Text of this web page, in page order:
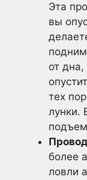
Эта
вы
от
тех
лунки.
более
ловли